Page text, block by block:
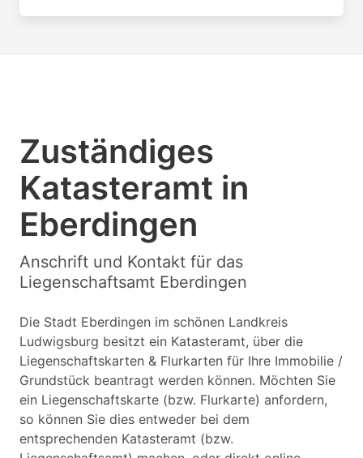
Zuständiges
Katasteramt in
Eberdingen
Anschrift und Kontakt für das
Liegenschaftsamt Eberdingen
Die Stadt Eberdingen im schönen Landkreis
Ludwigsburg besitzt ein Katasteramt, über die
Liegenschaftskarten & Flurkarten für Ihre Immobilie /
Grundstück beantragt werden können. Möchten Sie
ein Liegenschaftskarte (bzw. Flurkarte) anfordern,
so können Sie dies entweder bei dem
entsprechenden Katasteramt (bzw.